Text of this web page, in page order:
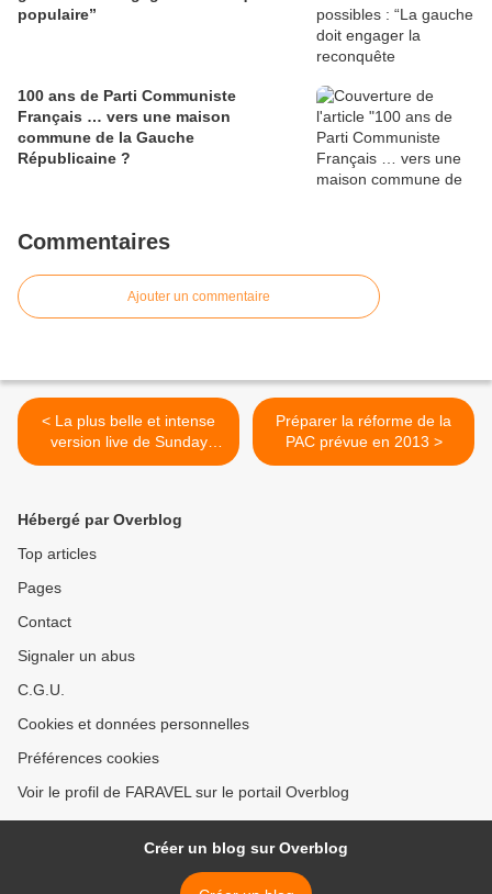
populaire”
100 ans de Parti Communiste
Français … vers une maison
commune de la Gauche
Républicaine ?
Commentaires
Ajouter un commentaire
< La plus belle et intense
version live de Sunday
Bloody Sunday que je
Préparer la réforme de la
PAC prévue en 2013 >
Hébergé par Overblog
Top articles
Pages
Contact
Signaler un abus
C.G.U.
Cookies et données personnelles
Préférences cookies
Voir le profil de FARAVEL sur le portail Overblog
Créer un blog sur Overblog